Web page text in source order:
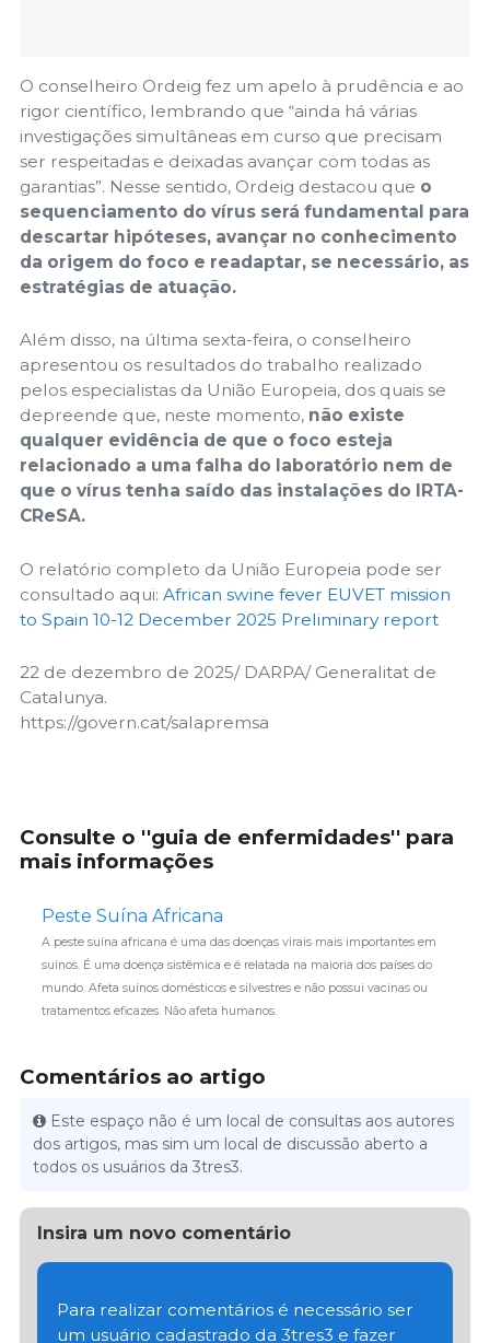
O conselheiro Ordeig fez um apelo à prudência e ao
rigor científico, lembrando que “ainda há várias
investigações simultâneas em curso que precisam
ser respeitadas e deixadas avançar com todas as
garantias”. Nesse sentido, Ordeig destacou que o
sequenciamento do vírus será fundamental para
descartar hipóteses, avançar no conhecimento
da origem do foco e readaptar, se necessário, as
estratégias de atuação.
Além disso, na última sexta-feira, o conselheiro
apresentou os resultados do trabalho realizado
pelos especialistas da União Europeia, dos quais se
depreende que, neste momento, não existe
qualquer evidência de que o foco esteja
relacionado a uma falha do laboratório nem de
que o vírus tenha saído das instalações do IRTA-
CReSA.
O relatório completo da União Europeia pode ser
consultado aqui: African swine fever EUVET mission
to Spain 10-12 December 2025 Preliminary report
22 de dezembro de 2025/ DARPA/ Generalitat de
Catalunya.
https://govern.cat/salapremsa
Consulte o ''guia de enfermidades'' para
mais informações
Peste Suína Africana
A peste suína africana é uma das doenças virais mais importantes em
suínos. É uma doença sistêmica e é relatada na maioria dos países do
mundo. Afeta suínos domésticos e silvestres e não possui vacinas ou
tratamentos eficazes. Não afeta humanos.
Comentários ao artigo
Este espaço não é um local de consultas aos autores
dos artigos, mas sim um local de discussão aberto a
todos os usuários da 3tres3.
Insira um novo comentário
Para realizar comentários é necessário ser
um usuário cadastrado da 3tres3 e fazer